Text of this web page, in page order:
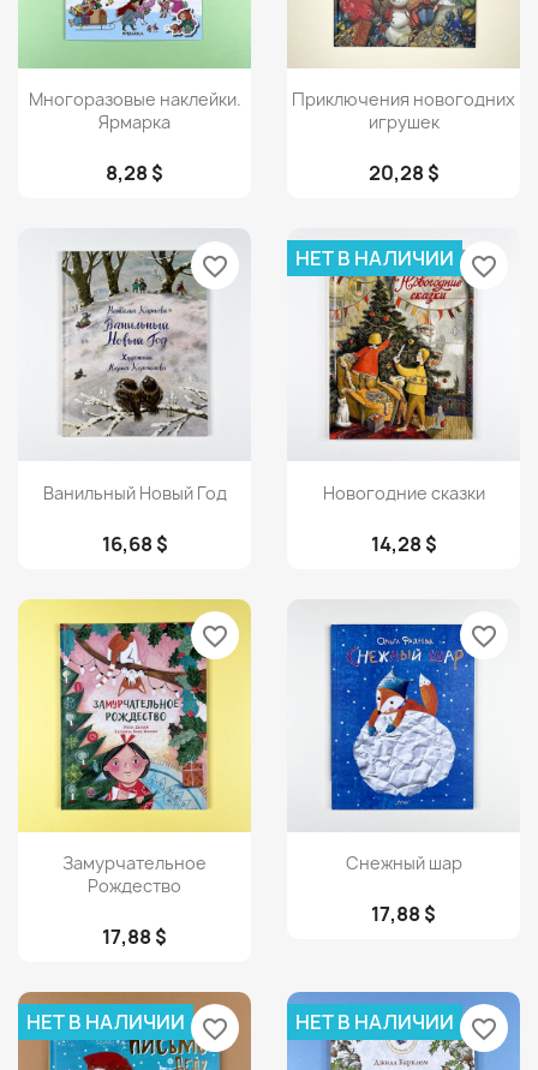
Просмотр
Многоразовые наклейки.
Ярмарка
8,28 $
Просмотр
Приключения новогодних
игрушек
20,28 $
 Просмотр
Ванильный Новый Год
16,68 $
favorite_border
Просмотр
Новогодние сказки
14,28 $
НЕТ В НАЛИЧИИ favorite_border
Просмотр
Замурчательное
Рождество
17,88 $
favorite_border
Просмотр
Снежный шар
17,88 $
favorite_border
НЕТ В НАЛИЧИИ favorite_border НЕТ В НАЛИЧИИ favorite_border